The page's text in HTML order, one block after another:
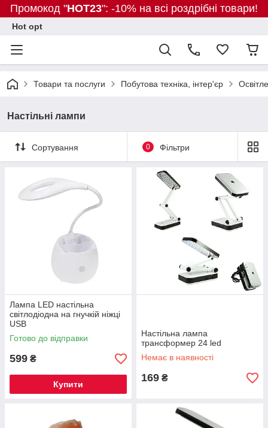
Промокод "HOT23": -10% на всі роздрібні товари!
Hot opt
Товари та послуги Побутова техніка, інтер'єр
Настільні лампи
Сортування 0 Фільтри
Лампа LED настільна
світлодіодна на гнучкій ніжці
USB
Готово до відправки
599 ₴
Купити
Настільна лампа
трансформер 24 led
Немає в наявності
169 ₴